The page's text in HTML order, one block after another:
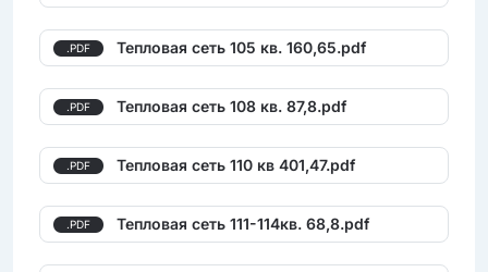
.PDF Тепловая сеть 105 кв. 160,65.pdf
.PDF Тепловая сеть 108 кв. 87,8.pdf
.PDF Тепловая сеть 110 кв 401,47.pdf
.PDF Тепловая сеть 111-114кв. 68,8.pdf